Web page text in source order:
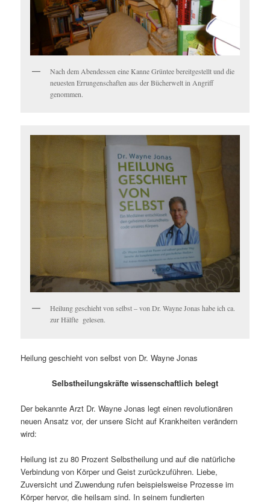
Nach dem Abendessen eine Kanne Grüntee bereitgestellt und die
neuesten Errungenschaften aus der Bücherwelt in Angriff
genommen.
Heilung geschieht von selbst – von Dr. Wayne Jonas habe ich ca.
zur Hälfte gelesen.
Heilung geschieht von selbst von Dr. Wayne Jonas
Selbstheilungskräfte wissenschaftlich belegt
Der bekannte Arzt Dr. Wayne Jonas legt einen revolutionären
neuen Ansatz vor, der unsere Sicht auf Krankheiten verändern
wird:
Heilung ist zu 80 Prozent Selbstheilung und auf die natürliche
Verbindung von Körper und Geist zurückzuführen. Liebe,
Zuversicht und Zuwendung rufen beispielsweise Prozesse im
Körper hervor, die heilsam sind. In seinem fundierten